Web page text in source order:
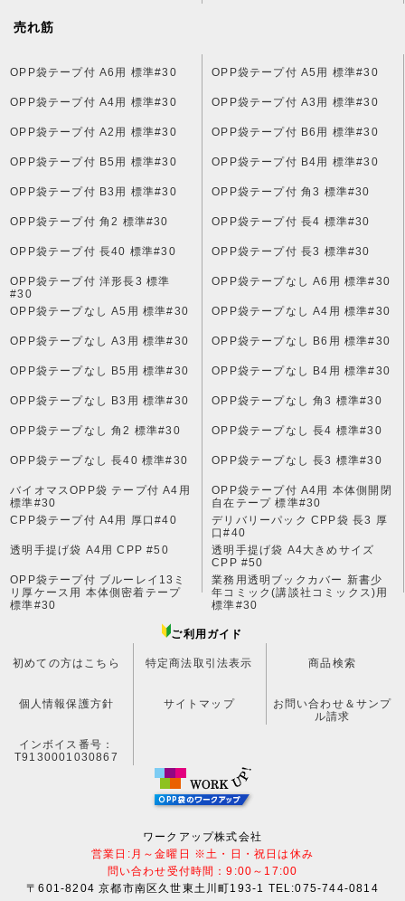
売れ筋
OPP袋テープ付 A6用 標準#30 OPP袋テープ付 A5用 標準#30
OPP袋テープ付 A4用 標準#30 OPP袋テープ付 A3用 標準#30
OPP袋テープ付 A2用 標準#30 OPP袋テープ付 B6用 標準#30
OPP袋テープ付 B5用 標準#30 OPP袋テープ付 B4用 標準#30
OPP袋テープ付 B3用 標準#30 OPP袋テープ付 角3 標準#30
OPP袋テープ付 角2 標準#30 OPP袋テープ付 長4 標準#30
OPP袋テープ付 長40 標準#30 OPP袋テープ付 長3 標準#30
OPP袋テープ付 洋形長3 標準
#30
OPP袋テープなし A6用 標準#30
OPP袋テープなし A5用 標準#30 OPP袋テープなし A4用 標準#30
OPP袋テープなし A3用 標準#30 OPP袋テープなし B6用 標準#30
OPP袋テープなし B5用 標準#30 OPP袋テープなし B4用 標準#30
OPP袋テープなし B3用 標準#30 OPP袋テープなし 角3 標準#30
OPP袋テープなし 角2 標準#30 OPP袋テープなし 長4 標準#30
OPP袋テープなし 長40 標準#30 OPP袋テープなし 長3 標準#30
バイオマスOPP袋 テープ付 A4用
標準#30
OPP袋テープ付 A4用 本体側開閉
自在テープ 標準#30
CPP袋テープ付 A4用 厚口#40
デリバリーパック CPP袋 長3 厚
口#40
透明手提げ袋 A4用 CPP #50
透明手提げ袋 A4大きめサイズ
CPP #50
OPP袋テープ付 ブルーレイ13ミ
リ厚ケース用 本体側密着テープ
標準#30
業務用透明ブックカバー 新書少
年コミック(講談社コミックス)用
標準#30
ご利用ガイド
初めての方はこちら 特定商法取引法表示 商品検索
個人情報保護方針 サイトマップ
お問い合わせ＆サンプ
ル請求
インボイス番号：
T9130001030867
ワークアップ株式会社
営業日:月～金曜日 ※土・日・祝日は休み
問い合わせ受付時間：9:00～17:00
〒601-8204 京都市南区久世東土川町193-1 TEL:075-744-0814